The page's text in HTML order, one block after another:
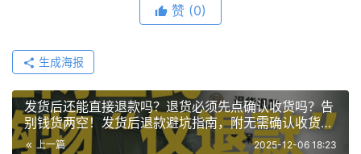
赞 (0)
生成海报
发货后还能直接退款吗？退货必须先点确认收货吗？告
别钱货两空！发货后退款避坑指南，附无需确认收货的
退货完整流程
上一篇 2025-12-06 18:23